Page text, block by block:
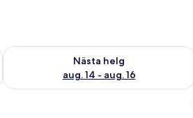
aug. 7 - aug. 9
Nästa helg
aug. 14 - aug. 16
Kontrollera tillgängligheten för nästa